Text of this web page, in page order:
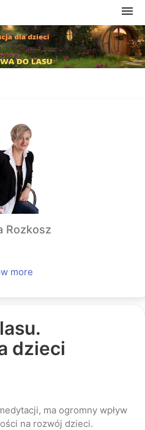
Rozkosz
more
dzieci
ma ogromny wpływ
na rozwój dzieci.